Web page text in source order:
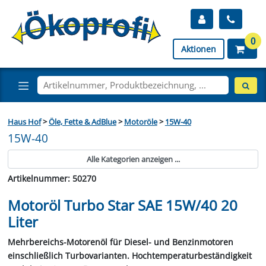
Aktionen
0
Haus Hof>Öle, Fette & AdBlue>Motoröle>15W-40
15W-40
Alle Kategorien anzeigen ...
Artikelnummer: 50270
Motoröl Turbo Star SAE 15W/40 20
Liter
Mehrbereichs-Motorenöl für Diesel- und Benzinmotoren
einschließlich Turbovarianten. Hochtemperaturbeständigkeit